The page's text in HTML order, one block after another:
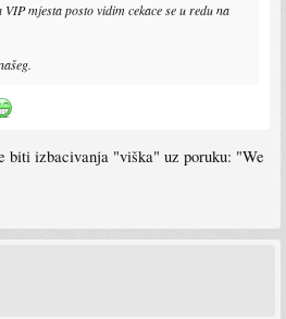
mjesta posto vidim cekace se u redu na
biti izbacivanja "viška" uz poruku: "We